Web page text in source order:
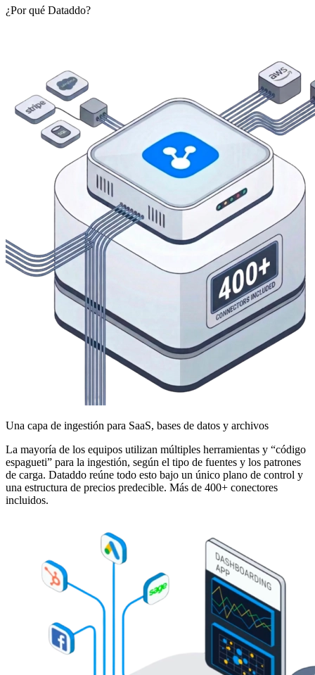
¿Por qué Dataddo?
Una capa de ingestión para SaaS, bases de datos y archivos
La mayoría de los equipos utilizan múltiples herramientas y “código
espagueti” para la ingestión, según el tipo de fuentes y los patrones
de carga. Dataddo reúne todo esto bajo un único plano de control y
una estructura de precios predecible. Más de 400+ conectores
incluidos.